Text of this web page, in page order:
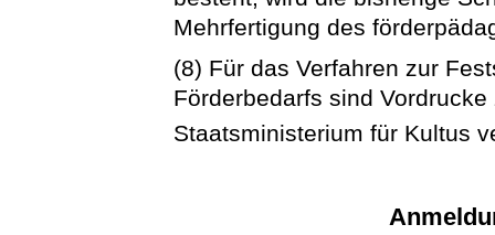
Mehrfertigung des
(8) Für das Verfahren zur
Förderbedarfs sind
Staatsministerium für Kultus